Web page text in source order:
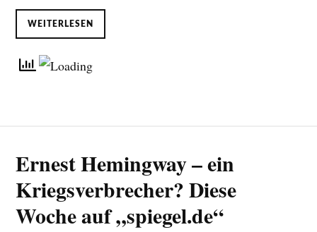
WEITERLESEN
Ernest Hemingway – ein
Kriegsverbrecher? Diese
Woche auf „spiegel.de“